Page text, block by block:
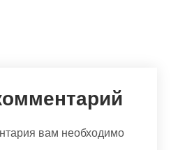
вам необходимо